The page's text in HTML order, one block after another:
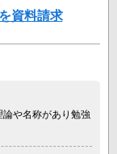
演習映像で心理カ
セラーの基本テク
資料請求
論や名称があり勉強